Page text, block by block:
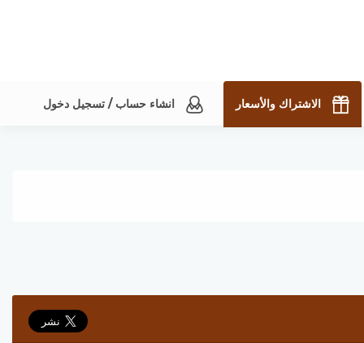
الاشتراك والأسعار انشاء حساب / تسجيل دخول